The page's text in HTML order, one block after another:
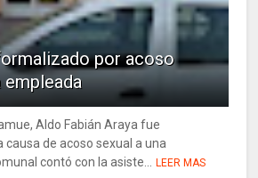
por acoso
empleada
Aldo Fabián Araya fue
de acoso sexual a una
contó con la asiste...
LEER MAS